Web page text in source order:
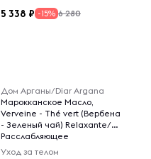
5 338 -15% 6 280
Дом Арганы/Diar Argana
Марокканское Масло,
Verveine - Thé vert (Вербена
- Зеленый чай) Relaxante/
Расслабляющее
Уход за телом